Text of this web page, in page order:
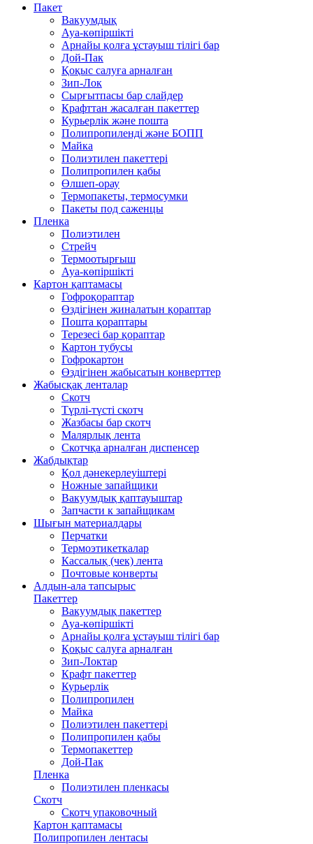
Пакет
Вакуумдық
Ауа-көпіршікті
Арнайы қолға ұстауыш тілігі бар
Дой-Пак
Қоқыс салуға арналған
Зип-Лок
Сырғытпасы бар слайдер
Крафттан жасалған пакеттер
Курьерлік және пошта
Полипропиленді және БОПП
Майка
Полиэтилен пакеттері
Полипропилен қабы
Өлшеп-орау
Термопакеты, термосумки
Пакеты под саженцы
Пленка
Полиэтилен
Стрейч
Термоотырғыш
Ауа-көпіршікті
Картон қаптамасы
Гофроқораптар
Өздігінен жиналатын қораптар
Пошта қораптары
Терезесі бар қораптар
Картон тубусы
Гофрокартон
Өздігінен жабысатын конверттер
Жабысқақ ленталар
Скотч
Түрлі-түсті скотч
Жазбасы бар скотч
Малярлық лента
Скотчқа арналған диспенсер
Жабдықтар
Қол дәнекерлеуіштері
Ножные запайщики
Вакуумдық қаптауыштар
Запчасти к запайщикам
Шығын материалдары
Перчатки
Термоэтикеткалар
Кассалық (чек) лента
Почтовые конверты
Алдын-ала тапсырыс
Пакеттер
Вакуумдық пакеттер
Ауа-көпіршікті
Арнайы қолға ұстауыш тілігі бар
Қоқыс салуға арналған
Зип-Локтар
Крафт пакеттер
Курьерлік
Полипропилен
Майка
Полиэтилен пакеттері
Полипропилен қабы
Термопакеттер
Дой-Пак
Пленка
Полиэтилен пленкасы
Скотч
Скотч упаковочный
Картон қаптамасы
Полипропилен лентасы